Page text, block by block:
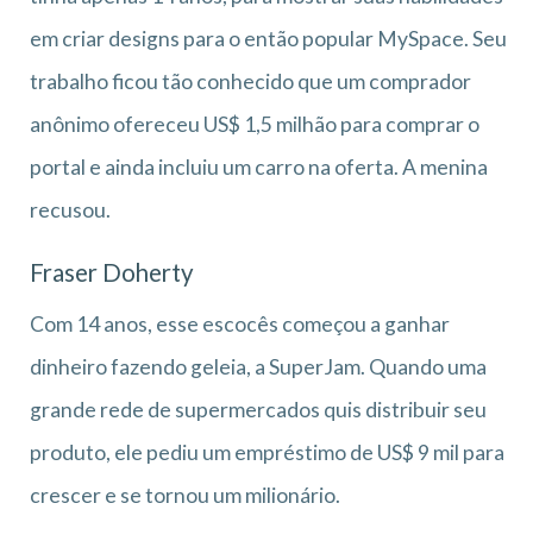
em criar designs para o então popular MySpace. Seu
trabalho ficou tão conhecido que um comprador
anônimo ofereceu US$ 1,5 milhão para comprar o
portal e ainda incluiu um carro na oferta. A menina
recusou.
Fraser Doherty
Com 14 anos, esse escocês começou a ganhar
dinheiro fazendo geleia, a SuperJam. Quando uma
grande rede de supermercados quis distribuir seu
produto, ele pediu um empréstimo de US$ 9 mil para
crescer e se tornou um milionário.